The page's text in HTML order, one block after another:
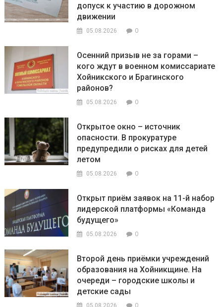
допуск к участию в дорожном
движении
05.08.2026 0
Осенний призыв не за горами –
кого ждут в военном комиссариате
Хойникского и Брагинского
районов?
05.08.2026 0
Открытое окно – источник
опасности. В прокуратуре
предупредили о рисках для детей
летом
05.08.2026 0
Открыт приём заявок на 11-й набор
лидерской платформы «Команда
будущего»
05.08.2026 0
Второй день приёмки учреждений
образования на Хойникщине. На
очереди – городские школы и
детские сады
05.08.2026 0